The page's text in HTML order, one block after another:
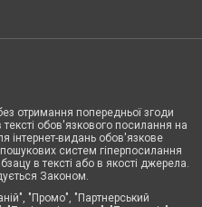
отримання попередньої згоди
обов'язкового посилання на
інтернет-видань обов'язкове
систем гіперпосилання
в тексті або в якості джерела.
Законом.
"Промо", "Партнерський